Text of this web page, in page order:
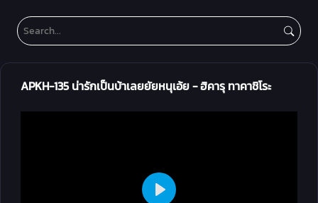
APKH-135 น่ารักเป็นบ้าเลยยัยหนุเอ้ย - ฮิคารุ ทาคาชิโระ